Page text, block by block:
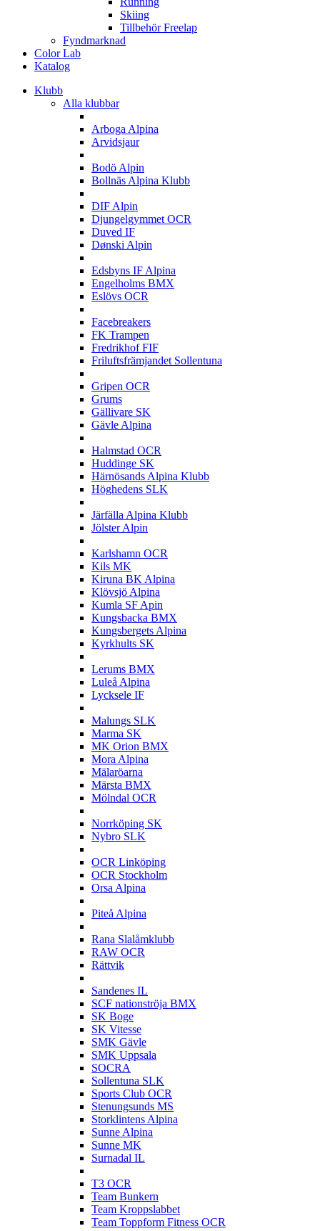
Skiing
Tillbehör Freelap
Fyndmarknad
Color Lab
Katalog
Klubb
Alla klubbar
Arboga Alpina
Arvidsjaur
Bodö Alpin
Bollnäs Alpina Klubb
DIF Alpin
Djungelgymmet OCR
Duved IF
Dønski Alpin
Edsbyns IF Alpina
Engelholms BMX
Eslövs OCR
Facebreakers
FK Trampen
Fredrikhof FIF
Friluftsfrämjandet Sollentuna
Gripen OCR
Grums
Gällivare SK
Gävle Alpina
Halmstad OCR
Huddinge SK
Härnösands Alpina Klubb
Höghedens SLK
Järfälla Alpina Klubb
Jölster Alpin
Karlshamn OCR
Kils MK
Kiruna BK Alpina
Klövsjö Alpina
Kumla SF Apin
Kungsbacka BMX
Kungsbergets Alpina
Kyrkhults SK
Lerums BMX
Luleå Alpina
Lycksele IF
Malungs SLK
Marma SK
MK Orion BMX
Mora Alpina
Mälaröarna
Märsta BMX
Mölndal OCR
Norrköping SK
Nybro SLK
OCR Linköping
OCR Stockholm
Orsa Alpina
Piteå Alpina
Rana Slalåmklubb
RAW OCR
Rättvik
Sandenes IL
SCF nationströja BMX
SK Boge
SK Vitesse
SMK Gävle
SMK Uppsala
SOCRA
Sollentuna SLK
Sports Club OCR
Stenungsunds MS
Storklintens Alpina
Sunne Alpina
Sunne MK
Surnadal IL
T3 OCR
Team Bunkern
Team Kroppslabbet
Team Toppform Fitness OCR